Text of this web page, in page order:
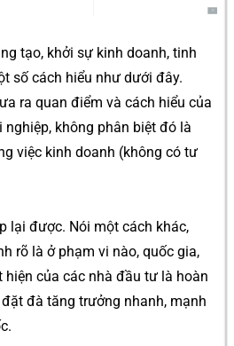
tạo, khởi sự kinh doanh, tinh
số cách hiểu như dưới đây.
ra quan điểm và cách hiểu của
không phân biệt đó là
việc kinh doanh (không có tư
lại được. Nói một cách khác,
rõ là ở phạm vi nào, quốc gia,
của các nhà đầu tư là hoàn
đà tăng trưởng nhanh, mạnh